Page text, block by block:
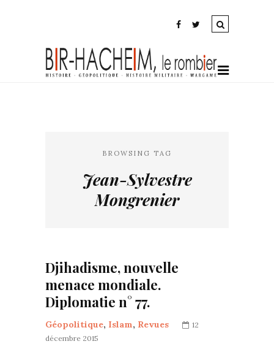
BROWSING TAG
Jean-Sylvestre
Mongrenier
Djihadisme, nouvelle
menace mondiale.
Diplomatie n° 77.
Géopolitique, Islam, Revues
12
décembre 2015